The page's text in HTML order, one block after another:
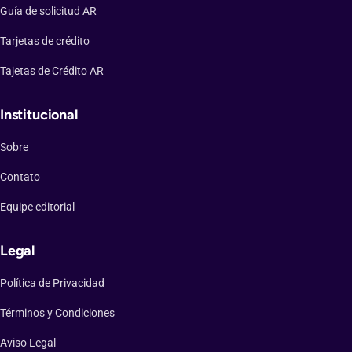
Guía de solicitud AR
Tarjetas de crédito
Tajetas de Crédito AR
Institucional
Sobre
Contato
Equipe editorial
Legal
Política de Privacidad
Términos y Condiciones
Aviso Legal